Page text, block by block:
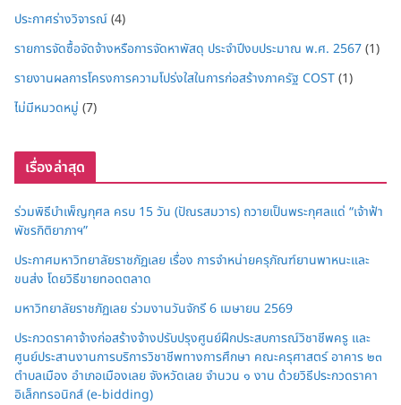
ประกาศร่างวิจารณ์(4)
รายการจัดซื้อจัดจ้างหรือการจัดหาพัสดุ ประจำปีงบประมาณ พ.ศ. 2567(1)
รายงานผลการโครงการความโปร่งใสในการก่อสร้างภาครัฐ COST(1)
ไม่มีหมวดหมู่ (7)
เรื่องล่าสุด
ร่วมพิธีบำเพ็ญกุศล ครบ 15 วัน (ปัณรสมวาร) ถวายเป็นพระกุศลแด่ “เจ้าฟ้า
พัชรกิติยาภาฯ”
ประกาศมหาวิทยาลัยราชภัฏเลย เรื่อง การจำหน่ายครุภัณฑ์ยานพาหนะและ
ขนส่ง โดยวิธีขายทอดตลาด
มหาวิทยาลัยราชภัฏเลย ร่วมงานวันจักรี 6 เมษายน 2569
ประกวดราคาจ้างก่อสร้างจ้างปรับปรุงศูนย์ฝึกประสบการณ์วิชาชีพครู และ
ศูนย์ประสานงานการบริการวิชาชีพทางการศึกษา คณะครุศาสตร์ อาคาร ๒๓
ตำบลเมือง อำเภอเมืองเลย จังหวัดเลย จำนวน ๑ งาน ด้วยวิธีประกวดราคา
อิเล็กทรอนิกส์ (e-bidding)